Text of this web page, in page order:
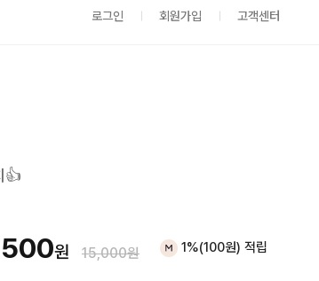
로그인 회원가입 고객센터
👍
원 15,000원 1%(100원) 적립